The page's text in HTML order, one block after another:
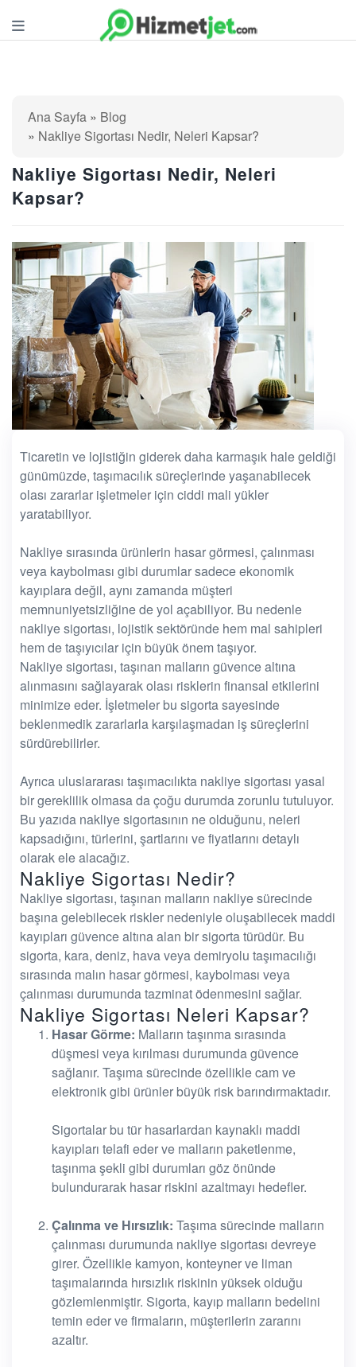
Ana Sayfa
Blog
Nakliye Sigortası Nedir, Neleri Kapsar?
Nakliye Sigortası Nedir, Neleri
Kapsar?
Ticaretin ve lojistiğin giderek daha karmaşık hale geldiği
günümüzde, taşımacılık süreçlerinde yaşanabilecek
olası zararlar işletmeler için ciddi mali yükler
yaratabiliyor.
Nakliye sırasında ürünlerin hasar görmesi, çalınması
veya kaybolması gibi durumlar sadece ekonomik
kayıplara değil, aynı zamanda müşteri
memnuniyetsizliğine de yol açabiliyor. Bu nedenle
nakliye sigortası, lojistik sektöründe hem mal sahipleri
hem de taşıyıcılar için büyük önem taşıyor.
Nakliye sigortası, taşınan malların güvence altına
alınmasını sağlayarak olası risklerin finansal etkilerini
minimize eder. İşletmeler bu sigorta sayesinde
beklenmedik zararlarla karşılaşmadan iş süreçlerini
sürdürebilirler.
Ayrıca uluslararası taşımacılıkta nakliye sigortası yasal
bir gereklilik olmasa da çoğu durumda zorunlu tutuluyor.
Bu yazıda nakliye sigortasının ne olduğunu, neleri
kapsadığını, türlerini, şartlarını ve fiyatlarını detaylı
olarak ele alacağız.
Nakliye Sigortası Nedir?
Nakliye sigortası, taşınan malların nakliye sürecinde
başına gelebilecek riskler nedeniyle oluşabilecek maddi
kayıpları güvence altına alan bir sigorta türüdür. Bu
sigorta, kara, deniz, hava veya demiryolu taşımacılığı
sırasında malın hasar görmesi, kaybolması veya
çalınması durumunda tazminat ödenmesini sağlar.
Nakliye Sigortası Neleri Kapsar?
Hasar Görme: Malların taşınma sırasında
düşmesi veya kırılması durumunda güvence
sağlanır. Taşıma sürecinde özellikle cam ve
elektronik gibi ürünler büyük risk barındırmaktadır.
Sigortalar bu tür hasarlardan kaynaklı maddi
kayıpları telafi eder ve malların paketlenme,
taşınma şekli gibi durumları göz önünde
bulundurarak hasar riskini azaltmayı hedefler.
Çalınma ve Hırsızlık: Taşıma sürecinde malların
çalınması durumunda nakliye sigortası devreye
girer. Özellikle kamyon, konteyner ve liman
taşımalarında hırsızlık riskinin yüksek olduğu
gözlemlenmiştir. Sigorta, kayıp malların bedelini
temin eder ve firmaların, müşterilerin zararını
azaltır.